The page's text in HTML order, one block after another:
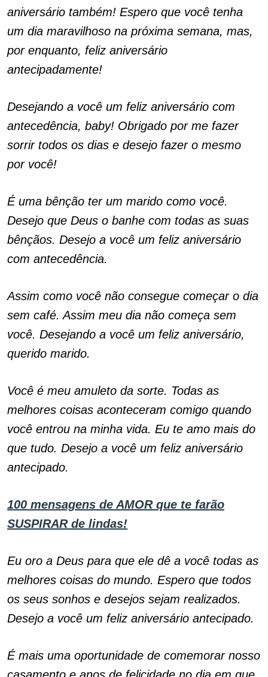
aniversário também! Espero que você tenha
um dia maravilhoso na próxima semana, mas,
por enquanto, feliz aniversário
antecipadamente!
Desejando a você um feliz aniversário com
antecedência, baby! Obrigado por me fazer
sorrir todos os dias e desejo fazer o mesmo
por você!
É uma bênção ter um marido como você.
Desejo que Deus o banhe com todas as suas
bênçãos. Desejo a você um feliz aniversário
com antecedência.
Assim como você não consegue começar o dia
sem café. Assim meu dia não começa sem
você. Desejando a você um feliz aniversário,
querido marido.
Você é meu amuleto da sorte. Todas as
melhores coisas aconteceram comigo quando
você entrou na minha vida. Eu te amo mais do
que tudo. Desejo a você um feliz aniversário
antecipado.
100 mensagens de AMOR que te farão
SUSPIRAR de lindas!
Eu oro a Deus para que ele dê a você todas as
melhores coisas do mundo. Espero que todos
os seus sonhos e desejos sejam realizados.
Desejo a você um feliz aniversário antecipado.
É mais uma oportunidade de comemorar nosso